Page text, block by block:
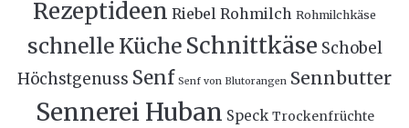
Rezeptideen Riebel Rohmilch Rohmilchkäse
schnelle Küche Schnittkäse Schobel
Höchstgenuss Senf Senf von Blutorangen Sennbutter
Sennerei Huban Speck Trockenfrüchte